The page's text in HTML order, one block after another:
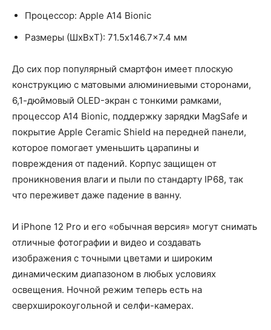
Процессор: Apple A14 Bionic
Размеры (ШxВxТ): 71.5x146.7x7.4 мм
До сих пор популярный смартфон имеет плоскую
конструкцию с матовыми алюминиевыми сторонами,
6,1-дюймовый OLED-экран с тонкими рамками,
процессор A14 Bionic, поддержку зарядки MagSafe и
покрытие Apple Ceramic Shield на передней панели,
которое помогает уменьшить царапины и
повреждения от падений. Корпус защищен от
проникновения влаги и пыли по стандарту IP68, так
что переживет даже падение в ванну.
И iPhone 12 Pro и его «обычная версия» могут снимать
отличные фотографии и видео и создавать
изображения с точными цветами и широким
динамическим диапазоном в любых условиях
освещения. Ночной режим теперь есть на
сверхширокоугольной и селфи-камерах.